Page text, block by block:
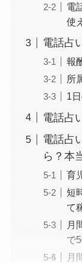
電
使
電話占
報
所
1
電話占
電話占
ら？本
育
短
て
月
で
月